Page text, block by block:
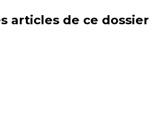
articles de ce dossier